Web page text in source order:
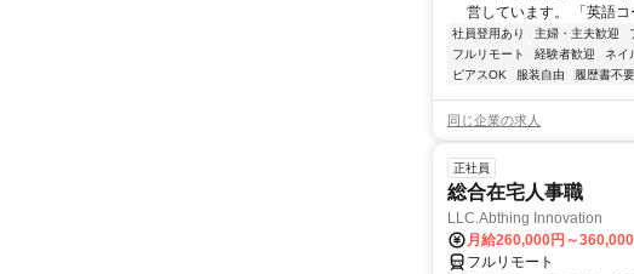
営しています。 「英語
社員登用あり 主婦・主夫歓迎
フルリモート
経験者歓迎 ネイ
ピアスOK
服装自由 履歴書不要
同じ企業の求人
正社員
総合在宅人事職
LLC.Abthing Innovation
月給260,000円～
フルリモート